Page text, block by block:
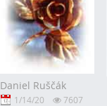
Daniel Ruščák
1/14/20 7607